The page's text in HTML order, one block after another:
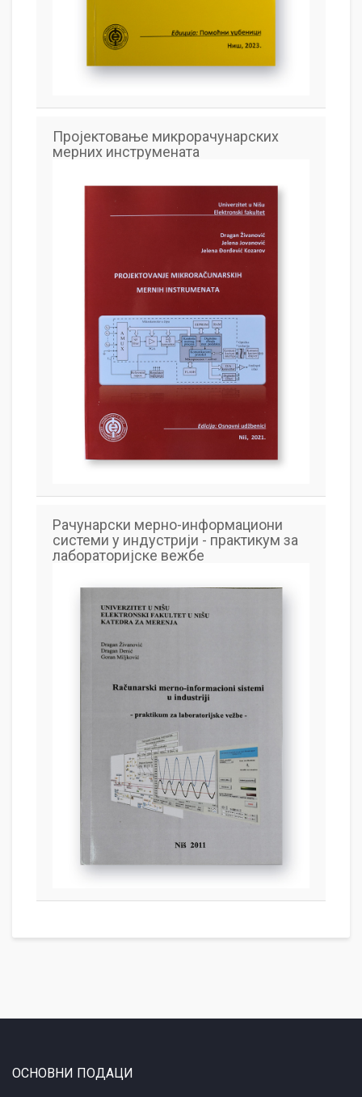
Пројектовање микрорачунарских
мерних инструмената
Рачунарски мерно-информациони
системи у индустрији - практикум за
лабораторијске вежбе
ОСНОВНИ ПОДАЦИ